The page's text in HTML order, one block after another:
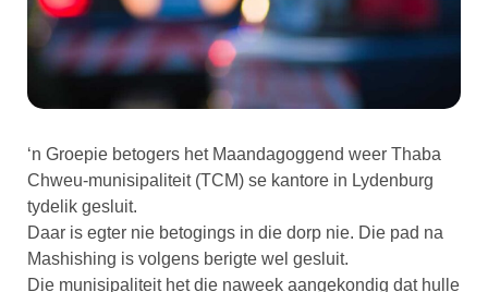
‘n Groepie betogers het Maandagoggend weer Thaba
Chweu-munisipaliteit (TCM) se kantore in Lydenburg
tydelik gesluit.
Daar is egter nie betogings in die dorp nie. Die pad na
Mashishing is volgens berigte wel gesluit.
Die munisipaliteit het die naweek aangekondig dat hulle